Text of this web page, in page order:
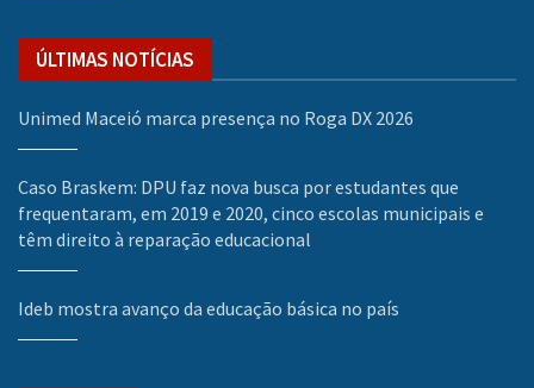
ÚLTIMAS NOTÍCIAS
Unimed Maceió marca presença no Roga DX 2026
Caso Braskem: DPU faz nova busca por estudantes que
frequentaram, em 2019 e 2020, cinco escolas municipais e
têm direito à reparação educacional
Ideb mostra avanço da educação básica no país